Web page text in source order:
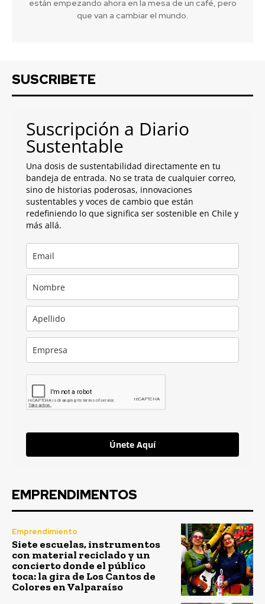
están empezando ahora en la mesa de un café, pero
que van a cambiar el mundo.
SUSCRIBETE
Suscripción a Diario
Sustentable
Una dosis de sustentabilidad directamente en tu
bandeja de entrada. No se trata de cualquier correo,
sino de historias poderosas, innovaciones
sustentables y voces de cambio que están
redefiniendo lo que significa ser sostenible en Chile y
más allá.
Únete Aquí
EMPRENDIMENTOS
Emprendimiento
Siete escuelas, instrumentos
con material reciclado y un
concierto donde el público
toca: la gira de Los Cantos de
Colores en Valparaíso